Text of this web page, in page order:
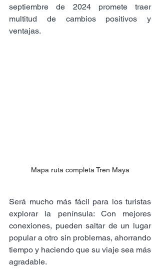
septiembre de 2024 promete traer
multitud de cambios positivos y
ventajas.
Mapa ruta completa Tren Maya
Será mucho más fácil para los turistas
explorar la península: Con mejores
conexiones, pueden saltar de un lugar
popular a otro sin problemas, ahorrando
tiempo y haciendo que su viaje sea más
agradable.